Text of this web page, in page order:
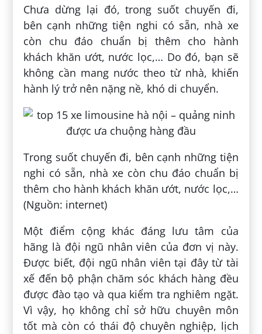
Chưa dừng lại đó, trong suốt chuyến đi,
bên cạnh những tiện nghi có sẵn, nhà xe
còn chu đáo chuẩn bị thêm cho hành
khách khăn ướt, nước lọc,… Do đó, bạn sẽ
không cần mang nước theo từ nhà, khiến
hành lý trở nên nặng nề, khó di chuyển.
Trong suốt chuyến đi, bên cạnh những tiện
nghi có sẵn, nhà xe còn chu đáo chuẩn bị
thêm cho hành khách khăn ướt, nước lọc,…
(Nguồn: internet)
Một điểm cộng khác đáng lưu tâm của
hãng là đội ngũ nhân viên của đơn vị này.
Được biết, đội ngũ nhân viên tại đây từ tài
xế đến bộ phận chăm sóc khách hàng đều
được đào tạo và qua kiểm tra nghiêm ngặt.
Vì vậy, họ không chỉ sở hữu chuyên môn
tốt mà còn có thái độ chuyên nghiệp, lịch